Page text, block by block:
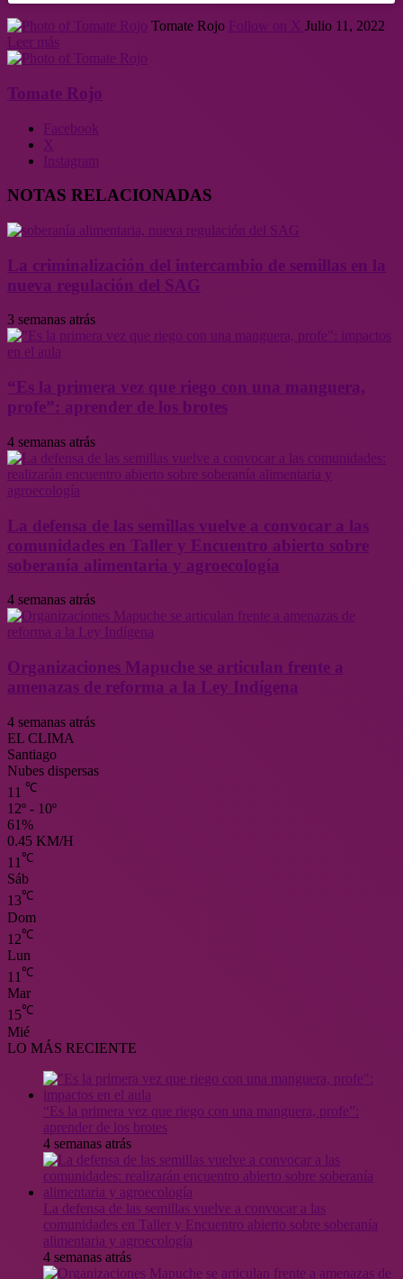
Tomate Rojo
Julio 11, 2022
Leer más
Tomate Rojo
Facebook
X
Instagram
NOTAS RELACIONADAS
La criminalización del intercambio de semillas en la
nueva regulación del SAG
3 semanas atrás
“Es la primera vez que riego con una manguera,
profe”: aprender de los brotes
4 semanas atrás
La defensa de las semillas vuelve a convocar a las
comunidades en Taller y Encuentro abierto sobre
soberanía alimentaria y agroecología
4 semanas atrás
Organizaciones Mapuche se articulan frente a
amenazas de reforma a la Ley Indígena
4 semanas atrás
EL CLIMA
Santiago
Nubes dispersas
11 ℃
12º - 10º
61%
0.45 KM/H
11 ℃
Sáb
13℃
Dom
12℃
Lun
11 ℃
Mar
15℃
Mié
LO MÁS RECIENTE
“Es la primera vez que riego con una manguera, profe”:
aprender de los brotes
4 semanas atrás
La defensa de las semillas vuelve a convocar a las
comunidades en Taller y Encuentro abierto sobre soberanía
alimentaria y agroecología
4 semanas atrás